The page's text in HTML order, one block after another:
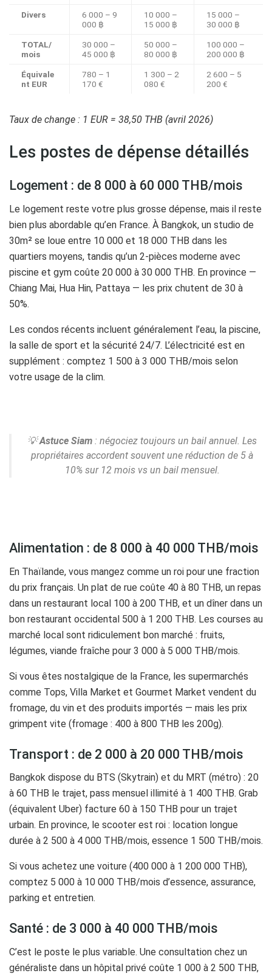
Divers
6 000 – 9
000 ฿
10 000 –
15 000 ฿
15 000 –
30 000 ฿
TOTAL/
mois
30 000 –
45 000 ฿
50 000 –
80 000 ฿
100 000 –
200 000 ฿
Équivale
nt EUR
780 – 1
170 €
1 300 – 2
080 €
2 600 – 5
200 €
Taux de change : 1 EUR = 38,50 THB (avril 2026)
Les postes de dépense détaillés
Logement : de 8 000 à 60 000 THB/mois
Le logement reste votre plus grosse dépense, mais il reste
bien plus abordable qu’en France. À Bangkok, un studio de
30m² se loue entre 10 000 et 18 000 THB dans les
quartiers moyens, tandis qu’un 2-pièces moderne avec
piscine et gym coûte 20 000 à 30 000 THB. En province —
Chiang Mai, Hua Hin, Pattaya — les prix chutent de 30 à
50%.
Les condos récents incluent généralement l’eau, la piscine,
la salle de sport et la sécurité 24/7. L’électricité est en
supplément : comptez 1 500 à 3 000 THB/mois selon
votre usage de la clim.
💡Astuce Siam : négociez toujours un bail annuel. Les
propriétaires accordent souvent une réduction de 5 à
10% sur 12 mois vs un bail mensuel.
Alimentation : de 8 000 à 40 000 THB/mois
En Thaïlande, vous mangez comme un roi pour une fraction
du prix français. Un plat de rue coûte 40 à 80 THB, un repas
dans un restaurant local 100 à 200 THB, et un dîner dans un
bon restaurant occidental 500 à 1 200 THB. Les courses au
marché local sont ridiculement bon marché : fruits,
légumes, viande fraîche pour 3 000 à 5 000 THB/mois.
Si vous êtes nostalgique de la France, les supermarchés
comme Tops, Villa Market et Gourmet Market vendent du
fromage, du vin et des produits importés — mais les prix
grimpent vite (fromage : 400 à 800 THB les 200g).
Transport : de 2 000 à 20 000 THB/mois
Bangkok dispose du BTS (Skytrain) et du MRT (métro) : 20
à 60 THB le trajet, pass mensuel illimité à 1 400 THB. Grab
(équivalent Uber) facture 60 à 150 THB pour un trajet
urbain. En province, le scooter est roi : location longue
durée à 2 500 à 4 000 THB/mois, essence 1 500 THB/mois.
Si vous achetez une voiture (400 000 à 1 200 000 THB),
comptez 5 000 à 10 000 THB/mois d’essence, assurance,
parking et entretien.
Santé : de 3 000 à 40 000 THB/mois
C’est le poste le plus variable. Une consultation chez un
généraliste dans un hôpital privé coûte 1 000 à 2 500 THB,